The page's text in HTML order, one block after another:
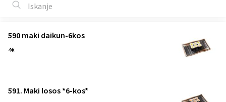
590 maki daikun-6kos
4€
591. Maki losos *6-kos*